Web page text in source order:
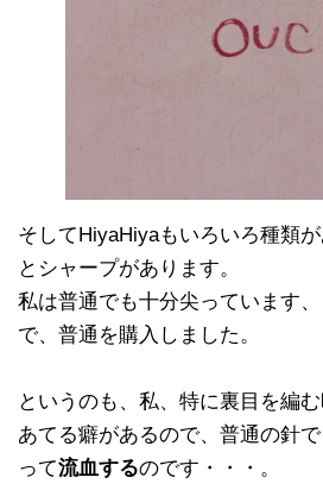
そしてHiyaHiyaもいろいろ種類
とシャープがあります。
私は普通でも十分尖っています
で、普通を購入しました。
というのも、私、特に裏目を編
あてる癖があるので、普通の針
って流血するのです・・・。